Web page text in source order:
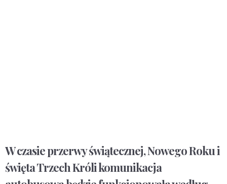
W czasie przerwy świątecznej, Nowego Roku i
święta Trzech Króli komunikacja